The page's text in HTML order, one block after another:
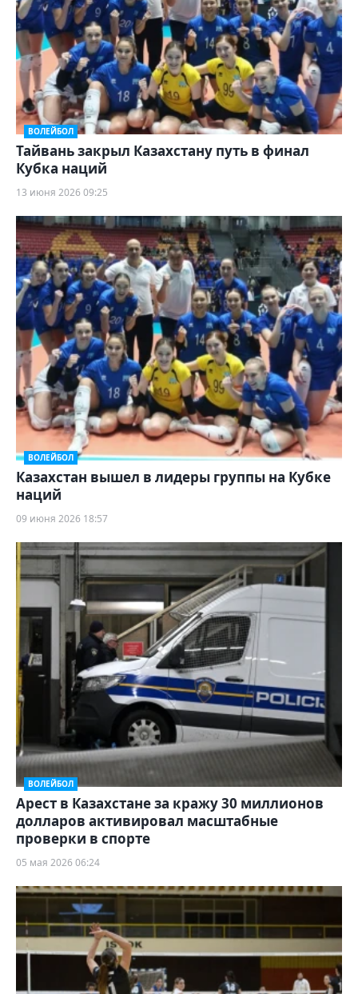
ВОЛЕЙБОЛ
Тайвань закрыл Казахстану путь в финал
Кубка наций
13 июня 2026 09:25
ВОЛЕЙБОЛ
Казахстан вышел в лидеры группы на Кубке
наций
09 июня 2026 18:57
ВОЛЕЙБОЛ
Арест в Казахстане за кражу 30 миллионов
долларов активировал масштабные
проверки в спорте
05 мая 2026 06:24